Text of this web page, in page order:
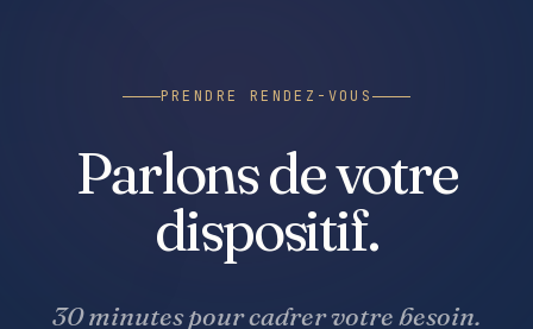
PRENDRE RENDEZ-VOUS
Parlons de votre
dispositif.
30 minutes pour cadrer votre besoin.